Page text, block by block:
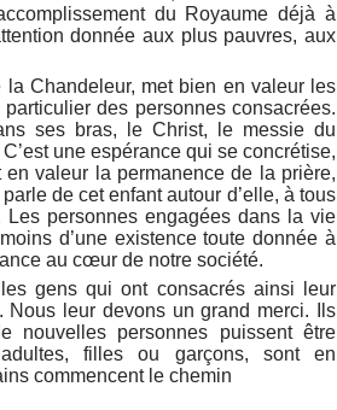
du Royaume déjà à
donnée aux plus pauvres, aux
la Chandeleur, met bien en valeur les
des personnes consacrées.
ses bras, le Christ, le messie du
une espérance qui se concrétise,
en valeur la permanence de la prière,
de cet enfant autour d’elle, à tous
personnes engagées dans la vie
d’une existence toute donnée à
au cœur de notre société.
gens qui ont consacrés ainsi leur
leur devons un grand merci. Ils
nouvelles personnes puissent être
filles ou garçons, sont en
commencent le chemin